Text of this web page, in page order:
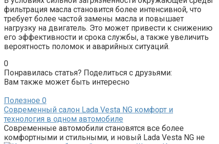
фильтрация масла становится более интенсивной, что
требует более частой замены масла и повышает
нагрузку на двигатель. Это может привести к снижению
его эффективности и срока службы, а также увеличить
вероятность поломок и аварийных ситуаций.
0
Понравилась статья? Поделиться с друзьями:
Вам также может быть интересно
Полезное 0
Современный салон Lada Vesta NG комфорт и
технология в одном автомобиле
Современные автомобили становятся все более
комфортными и стильными, и новый Lada Vesta NG не